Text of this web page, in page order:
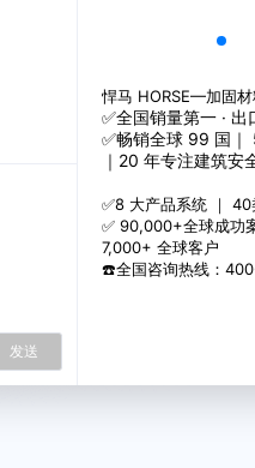
发送
悍马 HORSE—加固
✅全国销量第一 ·
✅畅销全球 99 国｜
｜20 年专注建筑安
✅8 大产品系统 ｜
✅ 90,000+全球成功
7,000+ 全球客户
☎️全国咨询热线：